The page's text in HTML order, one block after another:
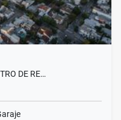
DE RE…